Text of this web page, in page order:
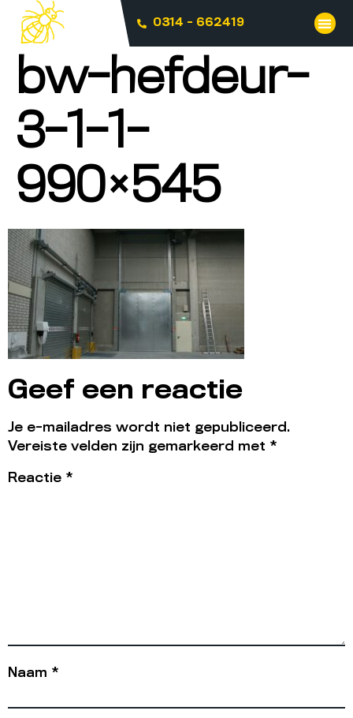
0314 - 662419
bw-hefdeur-
3-1-1-
990×545
Geef een reactie
Je e-mailadres wordt niet gepubliceerd.
Vereiste velden zijn gemarkeerd met *
Reactie *
Naam *